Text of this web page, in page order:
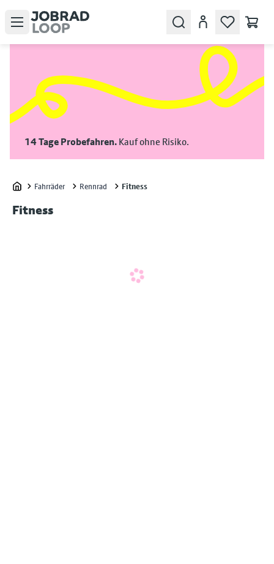
Open menu SearchKonto
14 Tage Probefahren.Kauf ohne Risiko.
Fahrräder Rennrad Fitness
Fitness